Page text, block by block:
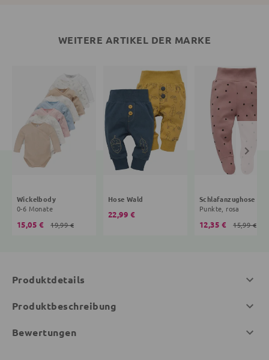
WEITERE ARTIKEL DER MARKE
Wickelbody
0-6 Monate
15,05 € 19,99 €
Hose Wald
22,99 €
Schlafanzughose
Punkte, rosa
12,35 € 15,99 €
Produktdetails
Produktbeschreibung
Bewertungen